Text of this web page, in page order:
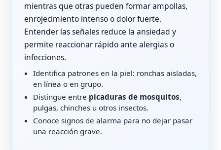
mientras que otras pueden formar ampollas,
enrojecimiento intenso o dolor fuerte.
Entender las señales reduce la ansiedad y
permite reaccionar rápido ante alergias o
infecciones.
Identifica patrones en la piel: ronchas aisladas,
en línea o en grupo.
Distingue entre picaduras de mosquitos,
pulgas, chinches u otros insectos.
Conoce signos de alarma para no dejar pasar
una reacción grave.